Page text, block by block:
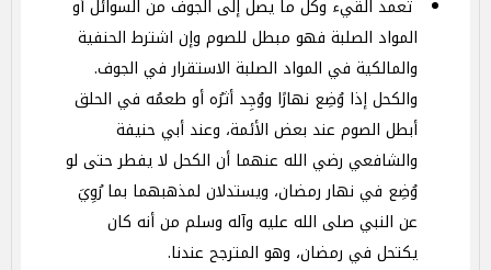
تعمد القيء وكل ما يصل إلى الجوف من السوائل أو
المواد الصلبة فهو مبطل للصوم وإن اشترط الحنفية
والمالكية في المواد الصلبة الاستقرار في الجوف.
والكحل إذا وُضِع نهارًا ووُجِد أثرُه أو طعمُه في الحلق
أبطل الصوم عند بعض الأئمة، وعند أبي حنيفة
والشافعي رضي الله عنهما أن الكحل لا يفطر حتى لو
وُضِع في نهار رمضان، ويستدلان لمذهبهما بما رُوِيَ
عن النبي صلى الله عليه وآله وسلم من أنه كان
يكتحل في رمضان، وهو المترجح عندنا.